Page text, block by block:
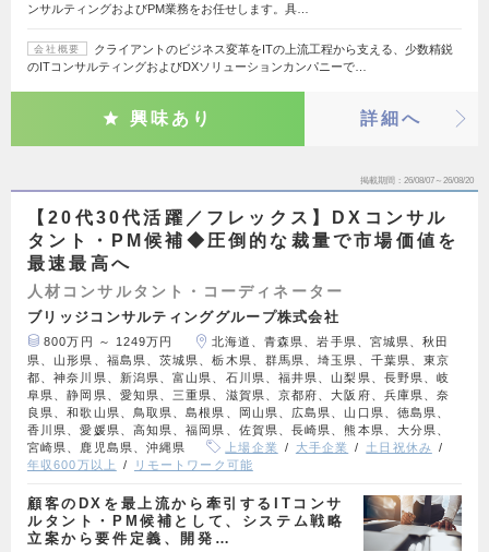
ンサルティングおよびPM業務をお任せします。具…
会社概要
クライアントのビジネス変革をITの上流工程から支える、少数精鋭
のITコンサルティングおよびDXソリューションカンパニーで…
興味あり 詳細へ
掲載期間 26/08/07～26/08/20
【20代30代活躍／フレックス】DXコンサル
タント・PM候補◆圧倒的な裁量で市場価値を
最速最高へ
人材コンサルタント・コーディネーター
ブリッジコンサルティンググループ株式会社
800万円 ～ 1249万円
北海道、青森県、岩手県、宮城県、秋田
県、山形県、福島県、茨城県、栃木県、群馬県、埼玉県、千葉県、東京
都、神奈川県、新潟県、富山県、石川県、福井県、山梨県、長野県、岐
阜県、静岡県、愛知県、三重県、滋賀県、京都府、大阪府、兵庫県、奈
良県、和歌山県、鳥取県、島根県、岡山県、広島県、山口県、徳島県、
香川県、愛媛県、高知県、福岡県、佐賀県、長崎県、熊本県、大分県、
宮崎県、鹿児島県、沖縄県
上場企業 大手企業
土日祝休み
年収600万以上
リモートワーク可能
顧客のDXを最上流から牽引するITコンサ
ルタント・PM候補として、システム戦略
立案から要件定義、開発…